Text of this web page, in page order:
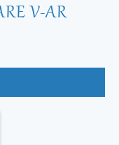
V-AR